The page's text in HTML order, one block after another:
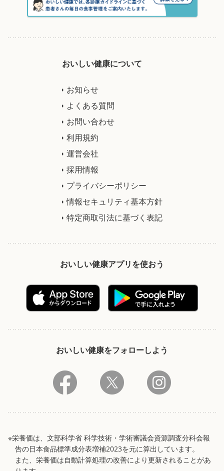
おいしい健康について
お知らせ
よくある質問
お問い合わせ
利用規約
運営会社
採用情報
プライバシーポリシー
情報セキュリティ基本方針
特定商取引法に基づく表記
おいしい健康アプリを使おう
おいしい健康をフォローしよう
※栄養価は、文部科学省 科学技術・学術審議会資源調査分科会報
告の日本食品標準成分表増補2023を元に算出しています。
また、栄養価は自動計算処理の改善により更新されることがあ